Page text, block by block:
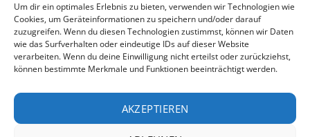
Um dir ein optimales Erlebnis zu bieten, verwenden wir Technologien wie
Cookies, um Geräteinformationen zu speichern und/oder darauf
zuzugreifen. Wenn du diesen Technologien zustimmst, können wir Daten
wie das Surfverhalten oder eindeutige IDs auf dieser Website
verarbeiten. Wenn du deine Einwilligung nicht erteilst oder zurückziehst,
können bestimmte Merkmale und Funktionen beeinträchtigt werden.
AKZEPTIEREN
PayPal Rechung
AWE - Agrarshop Weser-Ems GmbH